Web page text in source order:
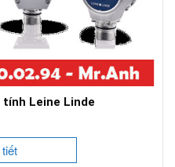
Leine Linde